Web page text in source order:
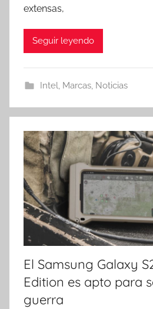
extensas,
Seguir leyendo
Intel, Marcas, Noticias
El Samsung Galaxy
Edition es apto para
guerra